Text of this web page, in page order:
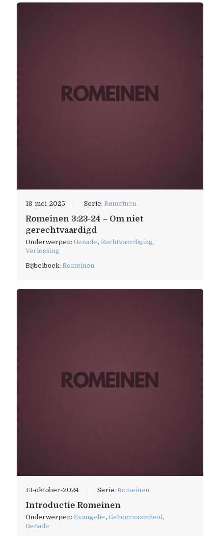
18-mei-2025 Serie: Romeinen
Romeinen 3:23-24 – Om niet
gerechtvaardigd
Onderwerpen: Genade, Rechtvaardiging,
Verlossing
Bijbelboek: Romeinen
13-oktober-2024 Serie: Romeinen
Introductie Romeinen
Onderwerpen: Evangelie , Gehoorzaamheid ,
Genade